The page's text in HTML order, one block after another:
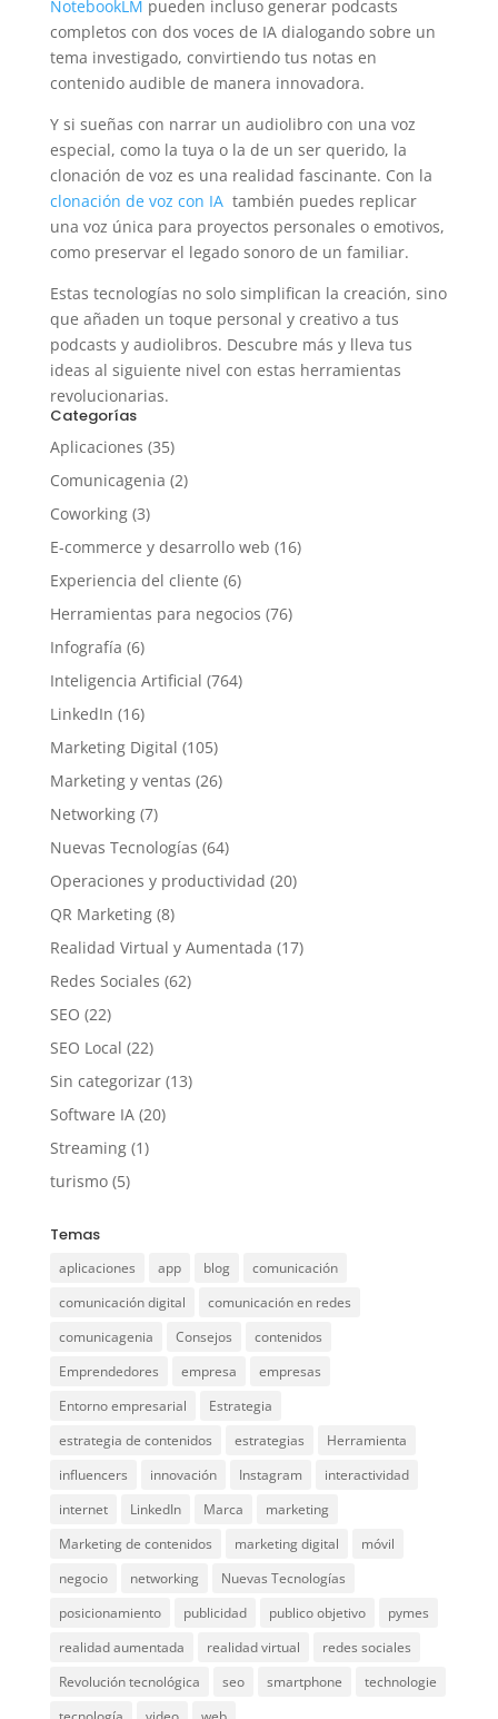
NotebookLM pueden incluso generar podcasts
completos con dos voces de IA dialogando sobre un
tema investigado, convirtiendo tus notas en
contenido audible de manera innovadora.
Y si sueñas con narrar un audiolibro con una voz
especial, como la tuya o la de un ser querido, la
clonación de voz es una realidad fascinante. Con la
clonación de voz con IAtambién puedes replicar
una voz única para proyectos personales o emotivos,
como preservar el legado sonoro de un familiar.
Estas tecnologías no solo simplifican la creación, sino
que añaden un toque personal y creativo a tus
podcasts y audiolibros. Descubre más y lleva tus
ideas al siguiente nivel con estas herramientas
revolucionarias.
Categorías
Aplicaciones (35)
Comunicagenia (2)
Coworking(3)
E-commerce y desarrollo web (16)
Experiencia del cliente (6)
Herramientas para negocios (76)
Infografía (6)
Inteligencia Artificial (764)
LinkedIn (16)
Marketing Digital (105)
Marketing y ventas (26)
Networking(7)
Nuevas Tecnologías (64)
Operaciones y productividad (20)
QR Marketing(8)
Realidad Virtual y Aumentada (17)
Redes Sociales (62)
SEO (22)
SEO Local (22)
Sin categorizar(13)
Software IA(20)
Streaming(1)
turismo(5)
Temas
aplicaciones app blog
comunicación
comunicación digital
comunicación en redes
comunicagenia
Consejos
contenidos
Emprendedores
empresa
empresas
Entorno empresarial
Estrategia
estrategia de contenidos
estrategias
Herramienta
influencers
innovación Instagram
interactividad
internet
LinkedIn Marca
marketing
Marketing de contenidos
marketing digital
móvil
negocio
networking
Nuevas Tecnologías
posicionamiento
publicidad publico objetivo
pymes
realidad aumentada
realidad virtual
redes sociales
Revolución tecnológica
seo smartphone
technologie